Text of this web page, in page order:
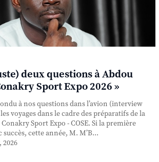
deux questions à Abdou
Sport Expo 2026 »
à nos questions dans l’avion (interview
voyages dans le cadre des préparatifs de la
Sport Expo - COSE. Si la première
cette année, M. M’B...
2026